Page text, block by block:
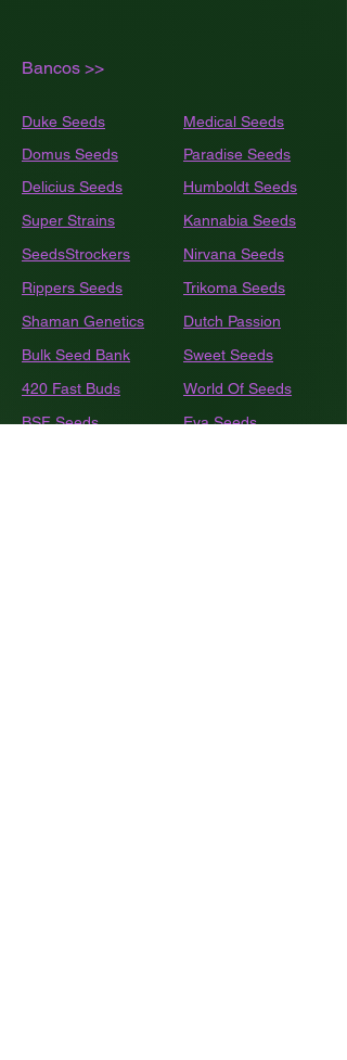
Bancos >>
Duke Seeds
Medical Seeds
Domus Seeds
Paradise Seeds
Delicius Seeds
Humboldt Seeds
Kannabia Seeds
Super Strains
Nirvana Seeds
SeedsStrockers
Rippers Seeds
Trikoma Seeds
Shaman Genetics
Dutch Passion
Bulk Seed Bank
Sweet Seeds
420 Fast Buds
World Of Seeds
BSF Seeds
Eva Seeds